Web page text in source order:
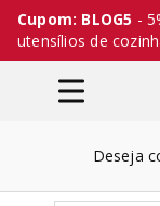
Cupom: BLOG5 -
utensílios de
Deseja